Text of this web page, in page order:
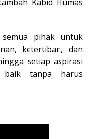
Kabid Humas
pihak untuk
ketertiban, dan
setiap aspirasi
baik tanpa harus